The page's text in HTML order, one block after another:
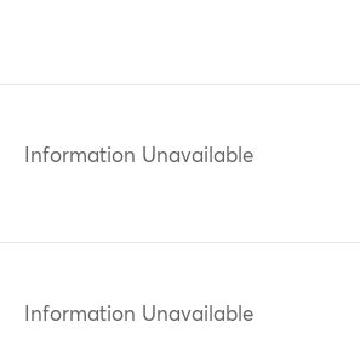
Information Unavailable
Information Unavailable